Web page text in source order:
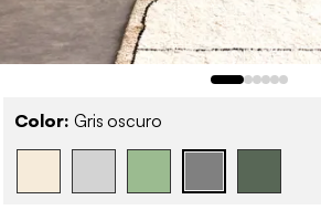
Color: Gris oscuro